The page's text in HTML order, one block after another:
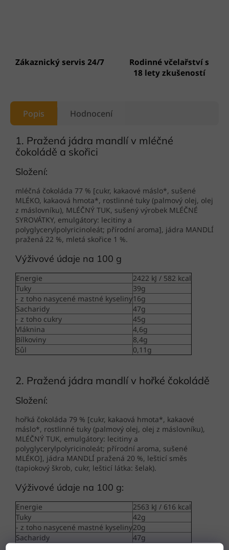
Zákaznický servis 24/7
Rodinné včelařství s
18 lety zkušeností
Popis Hodnocení
1. Pražená jádra mandlí v mléčné
čokoládě a skořici
Složení:
mléčná čokoláda 77 % [cukr, kakaové máslo*, sušené
MLÉKO, kakaová hmota*, rostlinné tuky (palmový olej, olej
z máslovníku), MLÉČNÝ TUK, sušený výrobek MLÉČNÉ
SYROVÁTKY, emulgátory: lecitiny a
polyglycerylpolyricinoleát; přírodní aroma], jádra MANDLÍ
pražená 22 %, mletá skořice 1 %.
Výživové údaje na 100 g
Energie
2422 kJ / 582 kcal
Tuky
39g
- z toho nasycené mastné kyseliny16g
Sacharidy
47g
- z toho cukry
45g
Vláknina
4,6g
Bílkoviny
8,4g
Sůl
0,11g
2. Pražená jádra mandlí v hořké čokoládě
Složení:
hořká čokoláda 79 % [cukr, kakaová hmota*, kakaové
máslo*, rostlinné tuky (palmový olej, olej z máslovníku),
MLÉČNÝ TUK, emulgátory: lecitiny a
polyglycerylpolyricinoleát; přírodní aroma, sušené
MLÉKO], jádra MANDLÍ pražená 20 %, lešticí směs
(tapiokový škrob, cukr, lešticí látka: šelak).
Výživové údaje na 100 g:
Energie
2563 kJ / 616 kcal
Tuky
42g
- z toho nasycené mastné kyseliny20g
Sacharidy
47g